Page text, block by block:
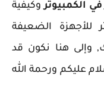
الكمبيوتروكيفية
للأجهزة الضعيفة
وإلى هنا نكون قد
عليكم ورحمة الله